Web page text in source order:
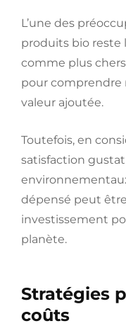
L’une des
produits bio reste
comme plus
pour comprendre
valeur ajoutée.
Toutefois, en
satisfaction
dépensé peut
investissement
planète.
Stratégies
coûts